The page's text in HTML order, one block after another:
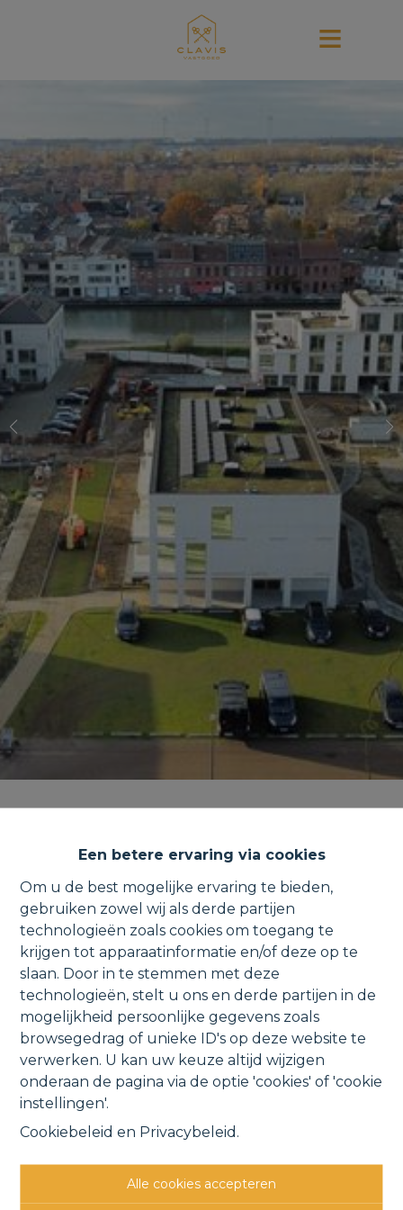
Een betere ervaring via cookies
Om u de best mogelijke ervaring te bieden,
gebruiken zowel wij als derde partijen
technologieën zoals cookies om toegang te
krijgen tot apparaatinformatie en/of deze op te
slaan. Door in te stemmen met deze
technologieën, stelt u ons en derde partijen in de
mogelijkheid persoonlijke gegevens zoals
browsegedrag of unieke ID's op deze website te
verwerken. U kan uw keuze altijd wijzigen
onderaan de pagina via de optie 'cookies' of 'cookie
instellingen'.
Cookiebeleid en Privacybeleid .
Alle cookies accepteren
BEN-nieuwbouwapp. aan de
vaart met terras &
autostaanplaats.
Pulpstraat 4 0201, 2830 Willebroek
VERHUURD
Vorige